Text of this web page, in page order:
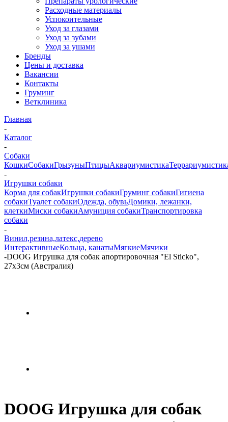
Расходные материалы
Успокоительные
Уход за глазами
Уход за зубами
Уход за ушами
Бренды
Цены и доставка
Вакансии
Контакты
Груминг
Ветклиника
Главная
-
Каталог
-
Собаки
КошкиСобакиГрызуныПтицыАквариумистика
-
Игрушки собаки
Корма для собакИгрушки собакиГруминг собакиГигиена
собакиТуалет собакиОдежда, обувьДомики, лежанки,
клеткиМиски собакиАмуниция собакиТранспортировка
собаки
-
Винил,резина,латекс,дерево
ИнтерактивныеКольца, канатыМягкиеМячики
-DOOG Игрушка для собак апортировочная "El Sticko",
27х3см (Австралия)
DOOG Игрушка для собак